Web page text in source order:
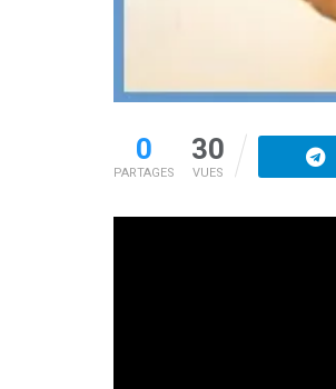
0
PARTAGES
30
VUES